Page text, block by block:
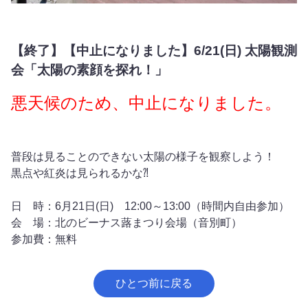
【終了】【中止になりました】6/21(日) 太陽観測
会「太陽の素顔を探れ！」
悪天候のため、中止になりました。
普段は見ることのできない太陽の様子を観察しよう！
黒点や紅炎は見られるかな⁈
日 時：6月21日(日) 12:00～13:00（時間内自由参加）
会 場：北のビーナス蕗まつり会場（音別町）
参加費：無料
ひとつ前に戻る